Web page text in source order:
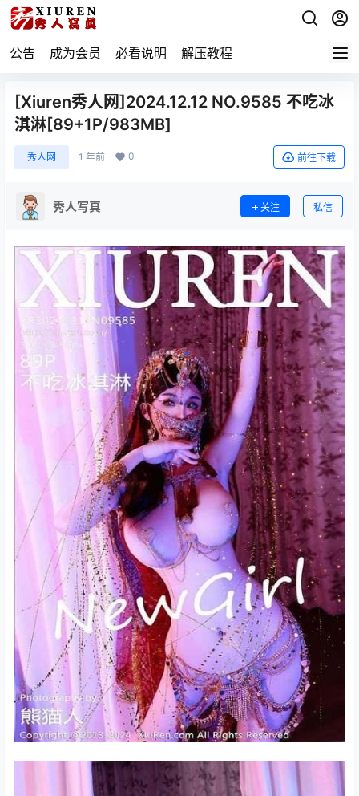
公告 成为会员 必看说明 解压教程
[Xiuren秀人网]2024.12.12 NO.9585 不吃冰
淇淋[89+1P/983MB]
秀人网 1 年前 0 前往下载
秀人写真 关注 私信